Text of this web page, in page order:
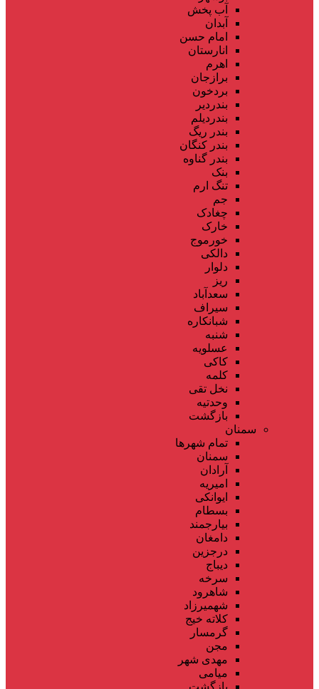
آب پخش
آبدان
امام حسن
انارستان
اهرم
برازجان
بردخون
بندردیر
بندردیلم
بندر ریگ
بندر کنگان
بندر گناوه
بنک
تنگ ارم
جم
چغادک
خارک
خورموج
دالکی
دلوار
ریز
سعدآباد
سیراف
شبانکاره
شنبه
عسلویه
کاکی
کلمه
نخل تقی
وحدتیه
بازگشت
سمنان
تمام شهر‌ها
سمنان
آرادان
امیریه
ایوانکی
بسطام
بیارجمند
دامغان
درجزین
دیباج
سرخه
شاهرود
شهمیرزاد
کلاته خیج
گرمسار
مجن
مهدی شهر
میامی
بازگشت